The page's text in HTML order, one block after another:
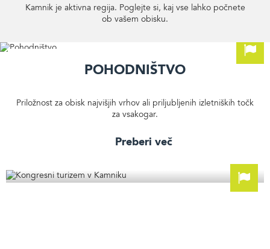
Kamnik je aktivna regija. Poglejte si, kaj vse lahko počnete
ob vašem obisku.
Pohodništvo
Priložnost za obisk najvišjih vrhov ali priljubljenih izletniških točk
za vsakogar.
Preberi več